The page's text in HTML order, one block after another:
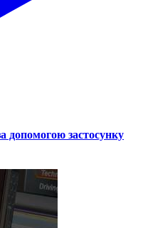
допомогою застосунку